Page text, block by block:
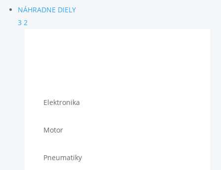
NÁHRADNE DIELY
3 2
Elektronika
Motor
Pneumatiky